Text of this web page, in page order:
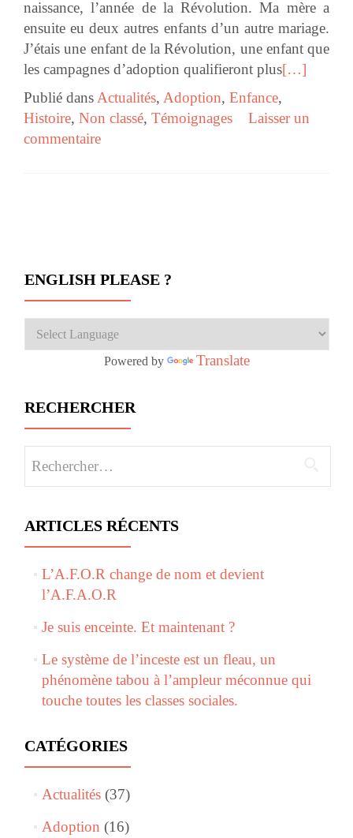
naissance, l’année de la Révolution. Ma mère a
ensuite eu deux autres enfants d’un autre mariage.
J’étais une enfant de la Révolution, une enfant que
les campagnes d’adoption qualifieront plus[…]
Publié dans Actualités, Adoption, Enfance,
Histoire, Non classé, Témoignages
Laisser un
commentaire
ENGLISH PLEASE ?
Powered by Translate
RECHERCHER
ARTICLES RÉCENTS
L’A.F.O.R change de nom et devient
l’A.F.A.O.R
Je suis enceinte. Et maintenant ?
Le système de l’inceste est un fleau, un
phénomène tabou à l’ampleur méconnue qui
touche toutes les classes sociales.
CATÉGORIES
Actualités(37)
Adoption (16)